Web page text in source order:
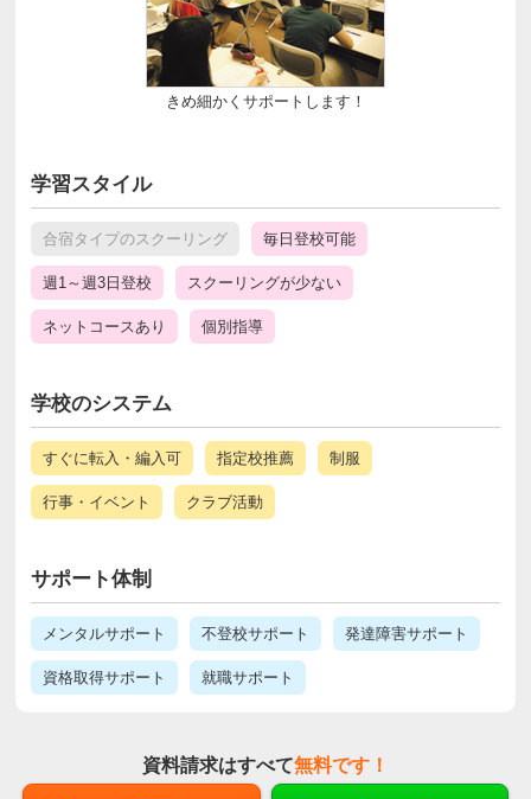
きめ細かくサポートします！
学習スタイル
合宿タイプのスクーリング 毎日登校可能
週1～週3日登校 スクーリングが少ない
ネットコースあり 個別指導
学校のシステム
すぐに転入・編入可 指定校推薦 制服
行事・イベント クラブ活動
サポート体制
メンタルサポート 不登校サポート 発達障害サポート
資格取得サポート 就職サポート
資料請求はすべて無料です！